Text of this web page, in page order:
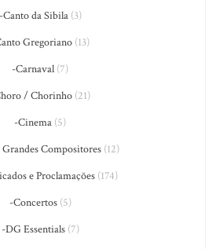
-Canto da Sibila(3)
Gregoriano (13)
-Carnaval (7)
/ Chorinho (21)
-Cinema (5)
Compositores(12)
e Proclamações(174)
-Concertos(5)
-DG Essentials(7)